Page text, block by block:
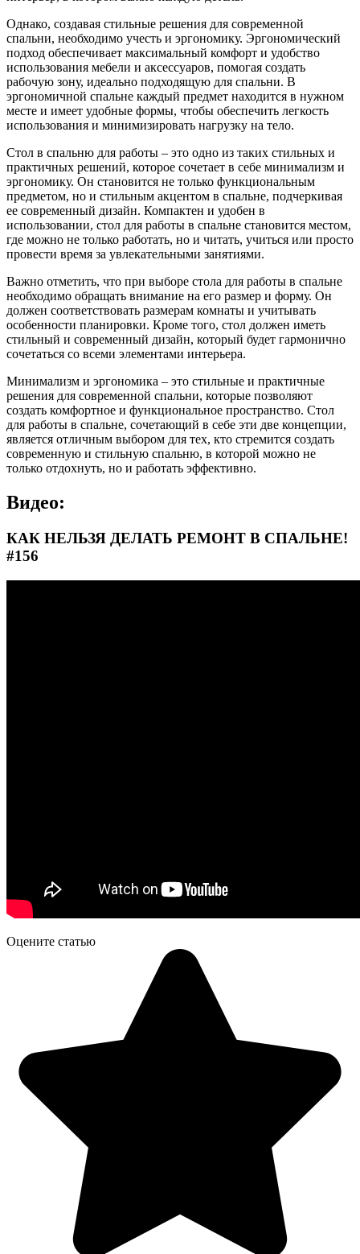
Однако, создавая стильные решения для современной
спальни, необходимо учесть и эргономику. Эргономический
подход обеспечивает максимальный комфорт и удобство
использования мебели и аксессуаров, помогая создать
рабочую зону, идеально подходящую для спальни. В
эргономичной спальне каждый предмет находится в нужном
месте и имеет удобные формы, чтобы обеспечить легкость
использования и минимизировать нагрузку на тело.
Стол в спальню для работы – это одно из таких стильных и
практичных решений, которое сочетает в себе минимализм и
эргономику. Он становится не только функциональным
предметом, но и стильным акцентом в спальне, подчеркивая
ее современный дизайн. Компактен и удобен в
использовании, стол для работы в спальне становится местом,
где можно не только работать, но и читать, учиться или просто
провести время за увлекательными занятиями.
Важно отметить, что при выборе стола для работы в спальне
необходимо обращать внимание на его размер и форму. Он
должен соответствовать размерам комнаты и учитывать
особенности планировки. Кроме того, стол должен иметь
стильный и современный дизайн, который будет гармонично
сочетаться со всеми элементами интерьера.
Минимализм и эргономика – это стильные и практичные
решения для современной спальни, которые позволяют
создать комфортное и функциональное пространство. Стол
для работы в спальне, сочетающий в себе эти две концепции,
является отличным выбором для тех, кто стремится создать
современную и стильную спальню, в которой можно не
только отдохнуть, но и работать эффективно.
Видео:
КАК НЕЛЬЗЯ ДЕЛАТЬ РЕМОНТ В СПАЛЬНЕ!
#156
Оцените статью